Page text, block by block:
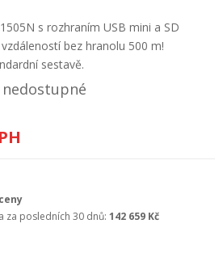
GEOPEN, S.R.O.
s rozhraním USB mini a SD
bez hranolu 500 m!
sestavě.
za posledních 30 dnů: 142 659 Kč